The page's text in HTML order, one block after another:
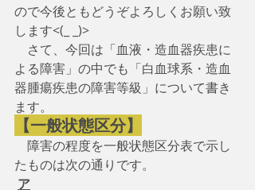
ので今後ともどうぞよろしくお願い致
します<(_ _)>
さて、今回は「血液・造血器疾患に
よる障害」の中でも「白血球系・造血
器腫瘍疾患の障害等級」について書き
ます。
【一般状態区分】
障害の程度を一般状態区分表で示し
たものは次の通りです。
ア